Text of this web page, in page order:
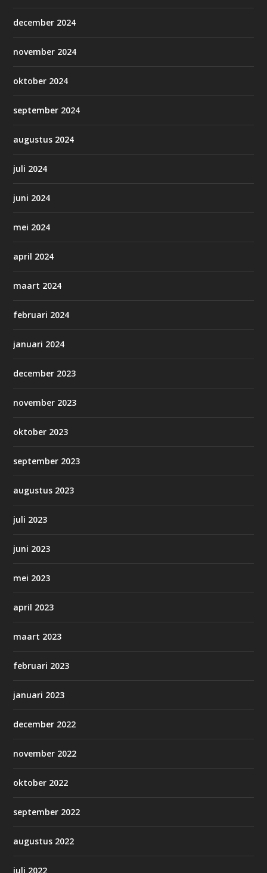
december 2024
november 2024
oktober 2024
september 2024
augustus 2024
juli 2024
juni 2024
mei 2024
april 2024
maart 2024
februari 2024
januari 2024
december 2023
november 2023
oktober 2023
september 2023
augustus 2023
juli 2023
juni 2023
mei 2023
april 2023
maart 2023
februari 2023
januari 2023
december 2022
november 2022
oktober 2022
september 2022
augustus 2022
juli 2022